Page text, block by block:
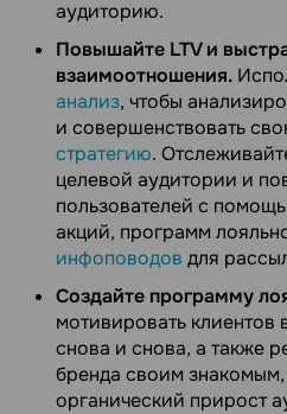
аудиторию.
Повышайте LTV и
взаимоотношения.
анализ, чтобы
и совершенствовать
стратегию.
целевой аудитории и
пользователей с
акций, программ
инфоповодов для
Создайте программу
мотивировать клиентов
снова и снова, а также
бренда своим знакомым,
органический прирост